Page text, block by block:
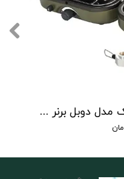
اجاق گاز 2 شعله نیچرهایک مدل دوبل برنر | double burner folding gas stove